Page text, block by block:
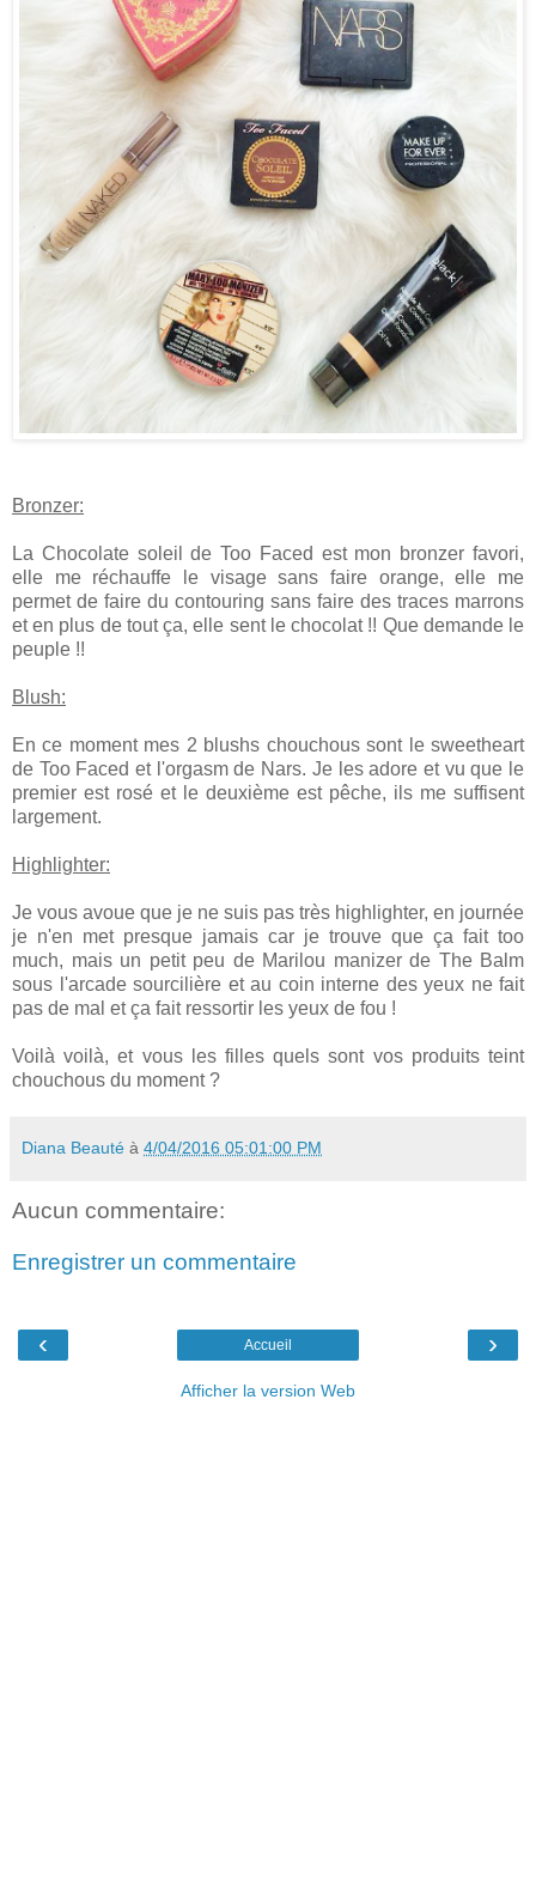
Bronzer:
La Chocolate soleil de Too Faced est mon bronzer favori,
elle me réchauffe le visage sans faire orange, elle me
permet de faire du contouring sans faire des traces marrons
et en plus de tout ça, elle sent le chocolat !! Que demande le
peuple !!
Blush:
En ce moment mes 2 blushs chouchous sont le sweetheart
de Too Faced et l'orgasm de Nars. Je les adore et vu que le
premier est rosé et le deuxième est pêche, ils me suffisent
largement.
Highlighter:
Je vous avoue que je ne suis pas très highlighter, en journée
je n'en met presque jamais car je trouve que ça fait too
much, mais un petit peu de Marilou manizer de The Balm
sous l'arcade sourcilière et au coin interne des yeux ne fait
pas de mal et ça fait ressortir les yeux de fou !
Voilà voi là, et vous les filles quels sont vos produits teint
chouchous du moment ?
Diana Beauté à 4/04/2016 05:01:00 PM
Aucun commentaire:
Enregistrer un commentaire
‹ ›
Accueil
Afficher la version Web